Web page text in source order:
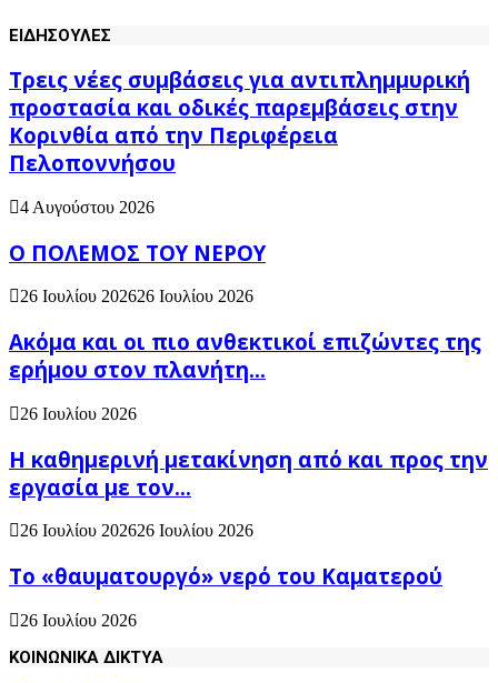
ΕΙΔΗΣΟΥΛΕΣ
Τρεις νέες συμβάσεις για αντιπλημμυρική
προστασία και οδικές παρεμβάσεις στην
Κορινθία από την Περιφέρεια
Πελοποννήσου
4 Αυγούστου 2026
Ο ΠΟΛΕΜΟΣ ΤΟΥ ΝΕΡΟΥ
26 Ιουλίου 202626 Ιουλίου 2026
Ακόμα και οι πιο ανθεκτικοί επιζώντες της
ερήμου στον πλανήτη...
26 Ιουλίου 2026
H καθημερινή μετακίνηση από και προς την
εργασία με τον...
26 Ιουλίου 202626 Ιουλίου 2026
Το «θαυματουργό» νερό του Καματερού
26 Ιουλίου 2026
ΚΟΙΝΩΝΙΚΑ ΔΙΚΤΥΑ